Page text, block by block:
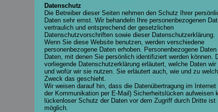
Datenschutz
Die Betreiber dieser Seiten nehmen den Schutz Ihrer
Daten sehr ernst. Wir behandeln Ihre personenbezogenen
vertraulich und entsprechend der gesetzlichen
Datenschutzvorschriften sowie dieser Datenschutzerklärung.
Wenn Sie diese Website benutzen, werden verschiedene
personenbezogene Daten erhoben. Personenbezogene
Daten, mit denen Sie persönlich identifiziert werden können.
vorliegende Datenschutzerklärung erläutert, welche Daten wir
und wofür wir sie nutzen. Sie erläutert auch, wie und zu
Zweck das geschieht.
Wir weisen darauf hin, dass die Datenübertragung im
der Kommunikation per E-Mail) Sicherheitslücken aufweisen
lückenloser Schutz der Daten vor dem Zugriff durch Dritte ist
möglich.